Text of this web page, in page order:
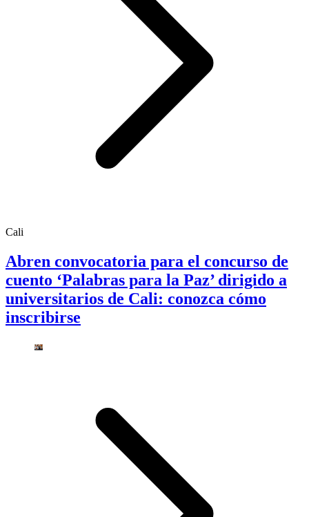
Cali
Abren convocatoria para el concurso de
cuento ‘Palabras para la Paz’ dirigido a
universitarios de Cali: conozca cómo
inscribirse